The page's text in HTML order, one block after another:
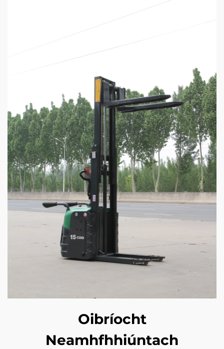
Oibríocht
Neamhfhhiúntach